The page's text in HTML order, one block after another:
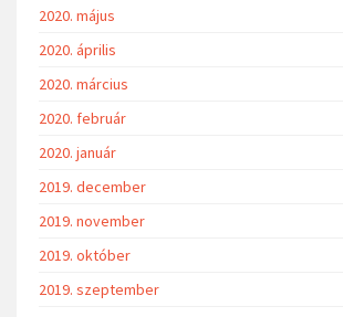
2020. május
2020. április
2020. március
2020. február
2020. január
2019. december
2019. november
2019. október
2019. szeptember